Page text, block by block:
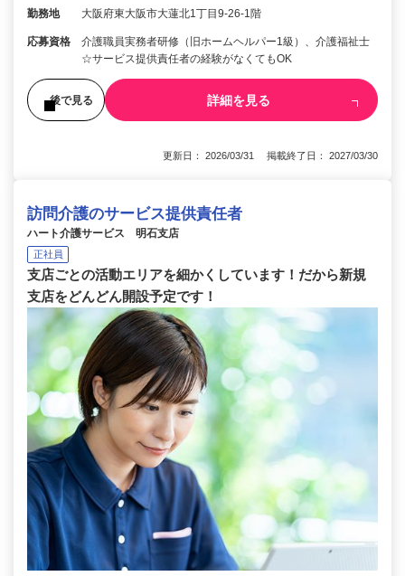
勤務地 大阪府東大阪市大蓮北1丁目9-26-1階
応募資格
介護職員実務者研修（旧ホームヘルパー1級）、介護福祉士
☆サービス提供責任者の経験がなくてもOK
後で見る 詳細を見る
更新日： 2026/03/31 掲載終了日： 2027/03/30
訪問介護のサービス提供責任者
ハート介護サービス 明石支店
正社員
支店ごとの活動エリアを細かくしています！だから新規
支店をどんどん開設予定です！